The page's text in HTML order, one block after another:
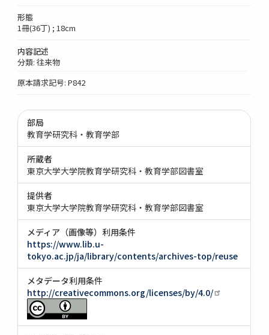
形態
1冊(36丁) ; 18cm
内容記述
分類: 往来物
原本請求記号: P842
部局
教育学研究科・教育学部
所蔵者
東京大学大学院教育学研究科・教育学部図書室
提供者
東京大学大学院教育学研究科・教育学部図書室
メディア（画像等）利用条件
https://www.lib.u-
tokyo.ac.jp/ja/library/contents/archives-top/reuse
メタデータ利用条件
http://creativecommons.org/licenses/by/4.0/